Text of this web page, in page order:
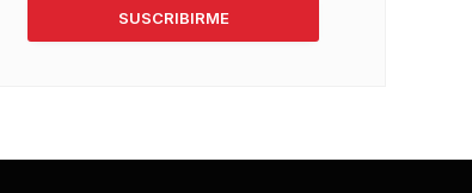
SUSCRIBIRME